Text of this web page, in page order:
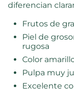
diferencian
Frutos de
Piel de
rugosa
Color
Pulpa muy
Excelente